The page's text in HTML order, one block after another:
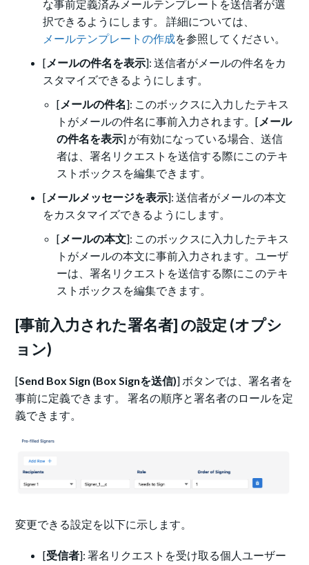
な事前定義済みメールテンプレートを送信者が選
択できるようにします。 詳細については、
メールテンプレートの作成を参照してください。
[ メールの件名を表示]: 送信者がメールの件名をカ
スタマイズできるようにします。
[ メールの件名]: このボックスに入力したテキス
トがメールの件名に事前入力されます。[ メール
の件名を表示] が有効になっている場合、送信
者は、署名リクエストを送信する際にこのテキ
ストボックスを編集できます。
[ メールメッセージを表示]: 送信者がメールの本文
をカスタマイズできるようにします。
[ メールの本文]: このボックスに入力したテキス
トがメールの本文に事前入力されます。ユーザ
ーは、署名リクエストを送信する際にこのテキ
ストボックスを編集できます。
[事前入力された署名者] の設定 (オプシ
ョン)
[Send Box Sign (Box Signを送信)] ボタンでは、署名者を
事前に定義できます。 署名の順序と署名者のロールを定
義できます。
変更できる設定を以下に示します。
[受信者]: 署名リクエストを受け取る個人ユーザー